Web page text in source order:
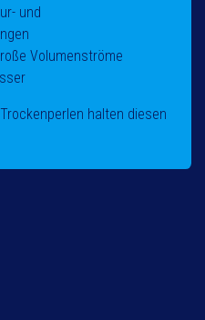
und
Volumenströme
halten diesen